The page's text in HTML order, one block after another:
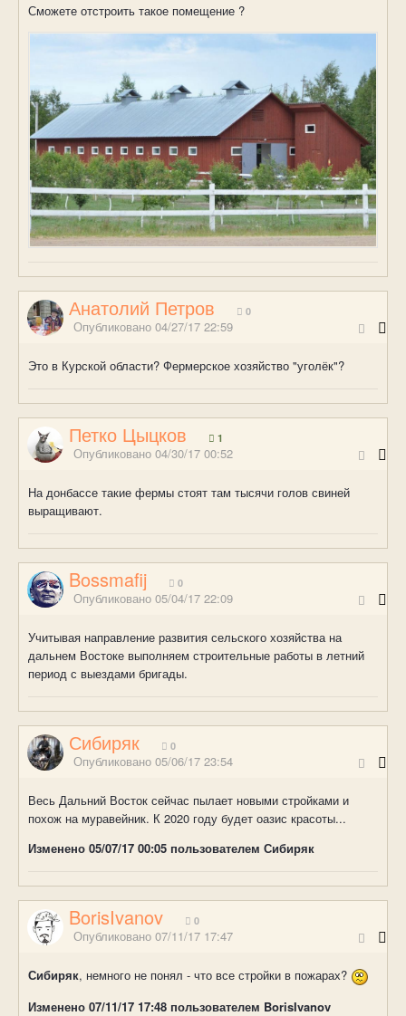
Сможете отстроить такое помещение ?
Анатолий Петров 0
Опубликовано 04/27/17 22:59
Это в Курской области? Фермерское хозяйство "уголёк"?
Петко Цыцков 1
Опубликовано 04/30/17 00:52
На донбассе такие фермы стоят там тысячи голов свиней
выращивают.
Bossmafij 0
Опубликовано 05/04/17 22:09
Учитывая направление развития сельского хозяйства на
дальнем Востоке выполняем строительные работы в летний
период с выездами бригады.
Сибиряк 0
Опубликовано 05/06/17 23:54
Весь Дальний Восток сейчас пылает новыми стройками и
похож на муравейник. К 2020 году будет оазис красоты...
Изменено 05/07/17 00:05 пользователем Сибиряк
BorisIvanov 0
Опубликовано 07/11/17 17:47
Сибиряк, немного не понял - что все стройки в пожарах?
Изменено 07/11/17 17:48 пользователем BorisIvanov